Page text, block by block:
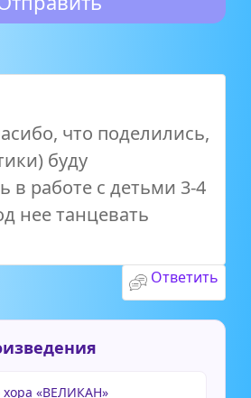
что поделились,
буду
в работе с детьми 3-4
нее танцевать
Ответить
хора «ВЕЛИКАН»